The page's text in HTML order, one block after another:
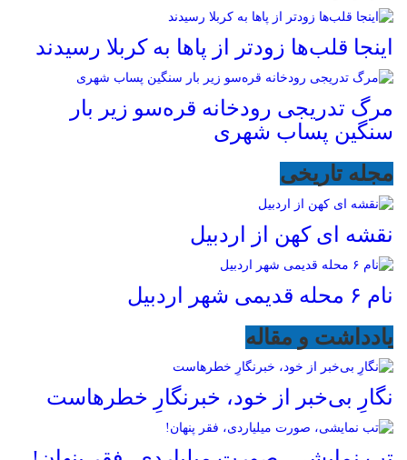
اینجا قلب‌ها زودتر از پاها به کربلا رسیدند
مرگ تدریجی رودخانه قره‌سو زیر بار
سنگین پساب شهری
مجله تاریخی
نقشه ای کهن از اردبیل
نام ۶ محله قدیمی شهر اردبیل
یادداشت و مقاله
نگارِ بی‌خبر از خود، خبرنگارِ خطرهاست